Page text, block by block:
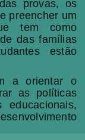
provas, os
preencher um
tem como
das famílias
estão
a orientar o
as políticas